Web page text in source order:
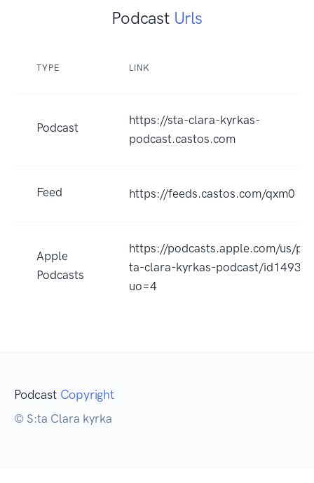
Podcast Urls
TYPE LINK
Podcast
https://sta-clara-kyrkas-
podcast.castos.com
Feed https://feeds.castos.com/qxm0
Apple
Podcasts
https://podcasts.apple.com/us/
ta-clara-kyrkas-podcast/
uo=4
Podcast Copyright
© S:ta Clara kyrka